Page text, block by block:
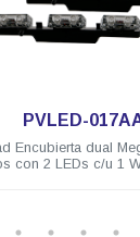
preventivo PV
12 VDC color